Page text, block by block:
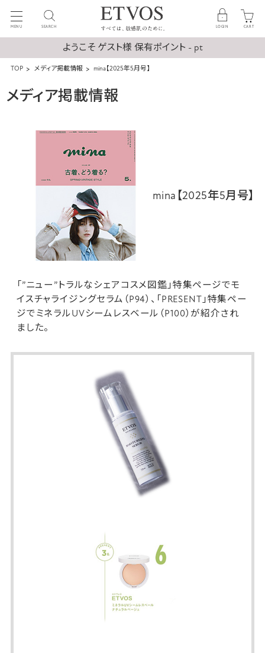
MENU SEARCH LOGIN CART
ようこそ ゲスト様 保有ポイント - pt
TOP メディア掲載情報 mina【2025年5月号】
メディア掲載情報
mina【2025年5月号】
「”ニュー”トラルなシェアコスメ図鑑」特集ページでモ
イスチャライジングセラム （P94）、「PRESENT」特集ペー
ジでミネラルUVシームレスベール （P100）が紹介され
ました。